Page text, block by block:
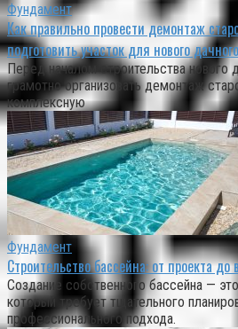
Фундамент
Как правильно провести демонтаж
подготовить участок для нового
Перед началом строительства нового
грамотно организовать демонтаж
комплексную
Фундамент
Строительство бассейна: от проекта
Создание собственного бассейна —
который требует тщательного
профессионального подхода.